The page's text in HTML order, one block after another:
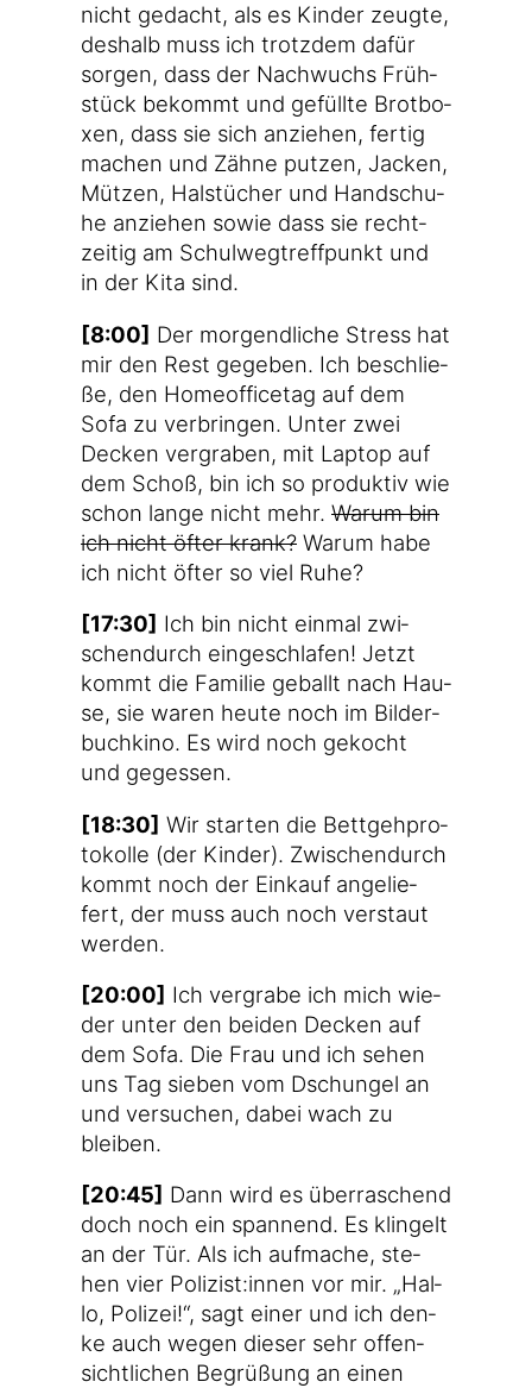
nicht gedacht, als es Kin­der zeug­te,
des­halb muss ich trotz­dem dafür
sor­gen, dass der Nach­wuchs Früh­
stück bekommt und gefüll­te Brot­bo­
xen, dass sie sich anzie­hen, fer­tig
machen und Zäh­ne put­zen, Jacken,
Müt­zen, Hals­tü­cher und Hand­schu­
he anzie­hen sowie dass sie recht­
zei­tig am Schul­weg­treff­punkt und
in der Kita sind.
[8:00] Der mor­gend­li­che Stress hat
mir den Rest gege­ben. Ich beschlie­
ße, den Home­of­fice­tag auf dem
Sofa zu ver­brin­gen. Unter zwei
Decken ver­gra­ben, mit Lap­top auf
dem Schoß, bin ich so pro­duk­tiv wie
schon lan­ge nicht mehr. War­um bin
ich nicht öfter krank? War­um habe
ich nicht öfter so viel Ruhe?
[17:30] Ich bin nicht ein­mal zwi­
schen­durch ein­ge­schla­fen! Jetzt
kommt die Fami­lie geballt nach Hau­
se, sie waren heu­te noch im Bil­der­
buch­ki­no. Es wird noch gekocht
und gegessen.
[18:30] Wir star­ten die Bett­geh­pro­
to­kol­le (der Kin­der). Zwi­schen­durch
kommt noch der Ein­kauf ange­lie­
fert, der muss auch noch ver­staut
werden.
[20:00] Ich ver­gra­be ich mich wie­
der unter den bei­den Decken auf
dem Sofa. Die Frau und ich sehen
uns Tag sie­ben vom Dschun­gel an
und ver­su­chen, dabei wach zu
bleiben.
[20:45] Dann wird es über­ra­schend
doch noch ein span­nend. Es klin­gelt
an der Tür. Als ich auf­ma­che, ste­
hen vier Polizist:innen vor mir. „Hal­
lo, Poli­zei!“, sagt einer und ich den­
ke auch wegen die­ser sehr offen­
sicht­li­chen Begrü­ßung an einen